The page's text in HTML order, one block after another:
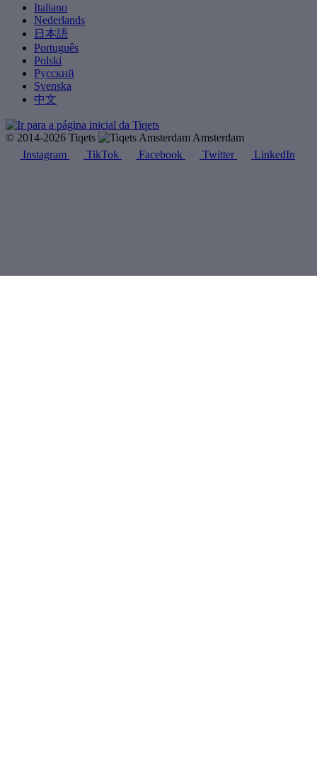
Italiano
Nederlands
日本語
Português
Polski
Русский
Svenska
中文
© 2014-2026 Tiqets
Amsterdam
Instagram
TikTok Facebook Twitter LinkedIn